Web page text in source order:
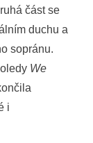
část se
duchu a
sopránu.
We
i